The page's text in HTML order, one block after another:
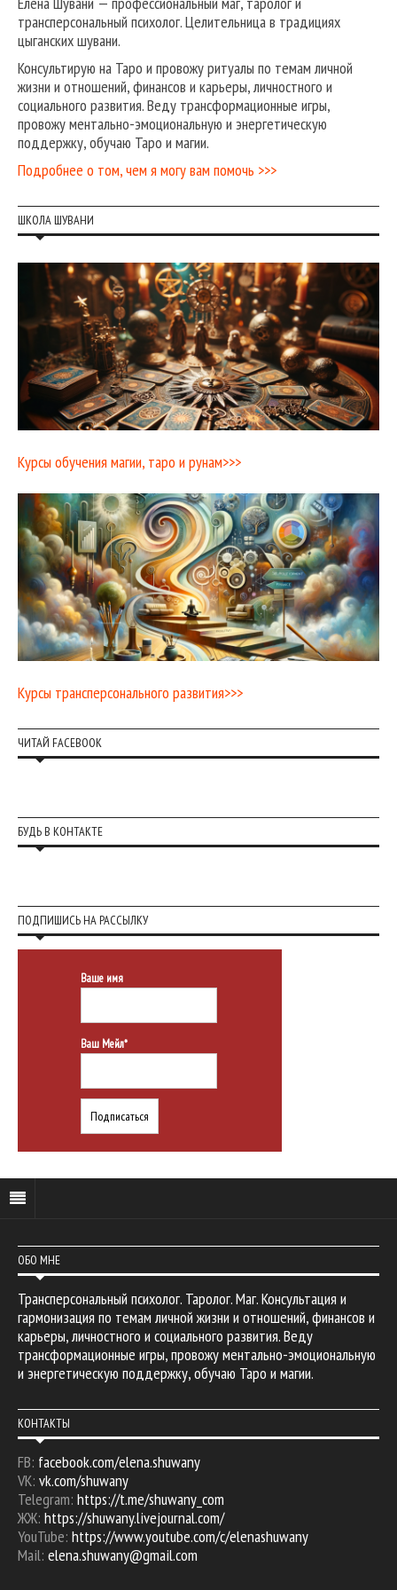
трансперсональный психолог. Целительница в традициях
цыганских шувани.
Консультирую на Таро и провожу ритуалы по темам личной
жизни и отношений, финансов и карьеры, личностного и
социального развития. Веду трансформационные игры,
провожу ментально-эмоциональную и энергетическую
поддержку, обучаю Таро и магии.
Подробнее о том, чем я могу вам помочь >>>
ШКОЛА ШУВАНИ
Курсы обучения магии, таро и рунам>>>
Курсы трансперсонального развития>>>
ЧИТАЙ FACEBOOK
БУДЬ В КОНТАКТЕ
ПОДПИШИСЬ НА РАССЫЛКУ
Ваше имя
Ваш Мейл*
ОБО МНЕ
Трансперсональный психолог. Таролог. Маг. Консультация и
гармонизация по темам личной жизни и отношений, финансов и
карьеры, личностного и социального развития. Веду
трансформационные игры, провожу ментально-эмоциональную
и энергетическую поддержку, обучаю Таро и магии.
КОНТАКТЫ
FB: facebook.com/elena.shuwany
VK: vk.com/shuwany
Telegram: https://t.me/shuwany_com
ЖЖ: https://shuwany.livejournal.com/
YouTube: https://www.youtube.com/c/elenashuwany
Mail: elena.shuwany@gmail.com